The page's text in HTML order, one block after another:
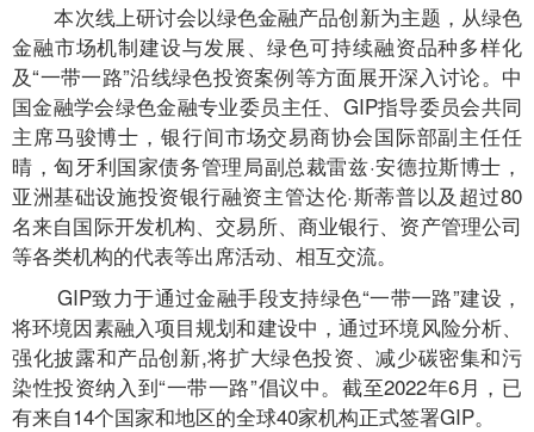
本次线上研讨会以绿色金融产品创新为主题，从绿色
金融市场机制建设与发展、绿色可持续融资品种多样化
及“一带一路”沿线绿色投资案例等方面展开深入讨论。中
国金融学会绿色金融专业委员主任、GIP指导委员会共同
主席马骏博士，银行间市场交易商协会国际部副主任任
晴，匈牙利国家债务管理局副总裁雷兹·安德拉斯博士，
亚洲基础设施投资银行融资主管达伦·斯蒂普以及超过80
名来自国际开发机构、交易所、商业银行、资产管理公司
等各类机构的代表等出席活动、相互交流。
GIP致力于通过金融手段支持绿色“一带一路”建设，
将环境因素融入项目规划和建设中，通过环境风险分析、
强化披露和产品创新,将扩大绿色投资、减少碳密集和污
染性投资纳入到“一带一路”倡议中。截至2022年6月，已
有来自14个国家和地区的全球40家机构正式签署GIP。